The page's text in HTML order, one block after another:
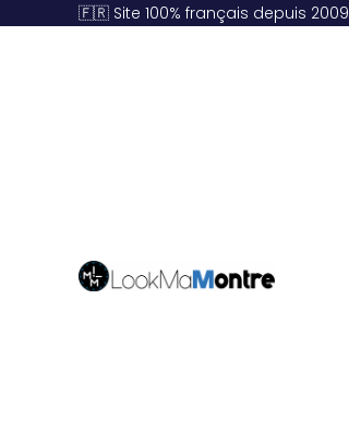
🇫🇷 Site 100% français depuis 2009